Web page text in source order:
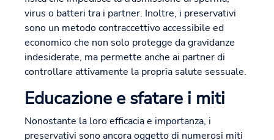
virus o batteri tra i partner. Inoltre, i preservativi
sono un metodo contraccettivo accessibile ed
economico che non solo protegge da gravidanze
indesiderate, ma permette anche ai partner di
controllare attivamente la propria salute sessuale.
Educazione e sfatare i miti
Nonostante la loro efficacia e importanza, i
preservativi sono ancora oggetto di numerosi miti